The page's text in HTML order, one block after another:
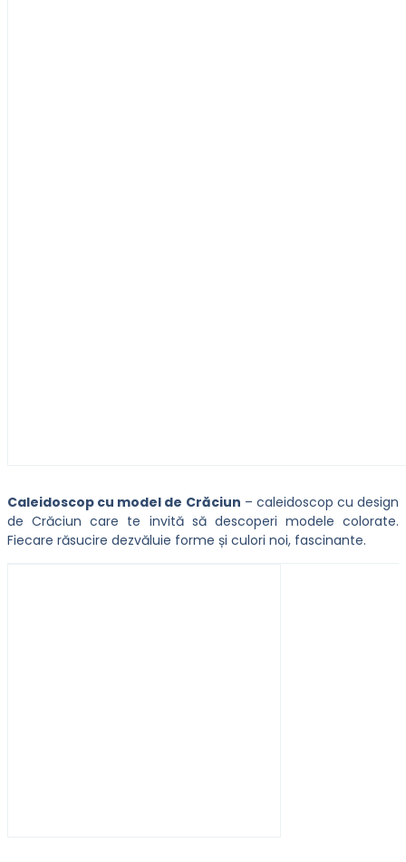
Caleidoscop cu model de Crăciun – caleidoscop cu design
de Crăciun care te invită să descoperi modele colorate.
Fiecare răsucire dezvăluie forme și culori noi, fascinante.